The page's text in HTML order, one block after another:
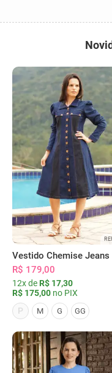
R$ 179,00
12x de R$ 17,30
R$ 175,00 no PIX
P
M G GG